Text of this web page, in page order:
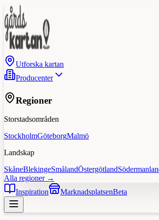
Utforska kartan
Producenter
Regioner
Storstadsområden
StockholmGöteborgMalmö
Landskap
SkåneBlekingeSmålandÖstergötland
Alla regioner →
Inspiration
MarknadsplatsenBeta